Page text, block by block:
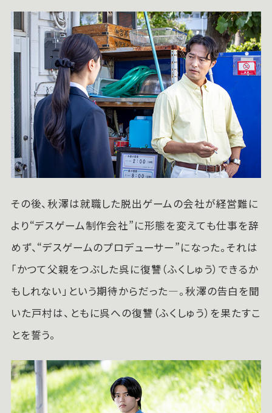
その後、秋澤は就職した脱出ゲームの会社が経営難に
より“デスゲーム制作会社”に形態を変えても仕事を辞
めず、“デスゲームのプロデューサー”になった。それは
「かつて父親をつぶした呉に復讐（ふくしゅう）できるか
もしれない」という期待からだった—。秋澤の告白を聞
いた戸村は、ともに呉への復讐（ふくしゅう）を果たすこ
とを誓う。